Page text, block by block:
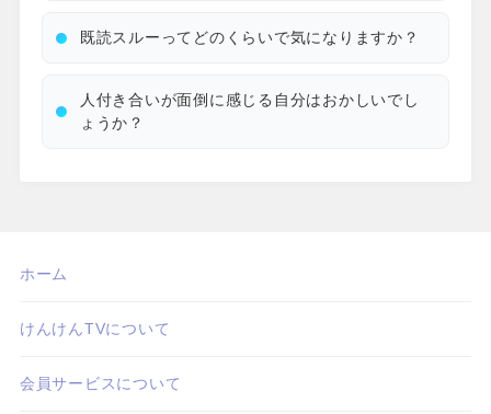
既読スルーってどのくらいで気になりますか？
人付き合いが面倒に感じる自分はおかしいでし
ょうか？
ホーム
けんけんTVについて
会員サービスについて